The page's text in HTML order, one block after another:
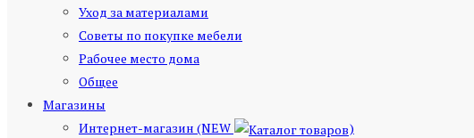
Уход за материалами
Советы по покупке мебели
Рабочее место дома
Общее
Магазины
Интернет-магазин (NEW
)